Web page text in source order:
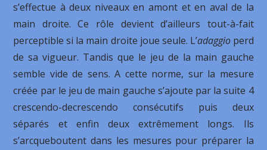
s’effectue à deux niveaux en amont et en aval de la
main droite. Ce rôle devient d’ailleurs tout-à-fait
perceptible si la main droite joue seule. L’adaggioperd
de sa vigueur. Tandis que le jeu de la main gauche
semble vide de sens. A cette norme, sur la mesure
créée par le jeu de main gauche s’ajoute par la suite 4
crescendo-decrescendo consécutifs puis deux
séparés et enfin deux extrêmement longs. Ils
s’arcqueboutent dans les mesures pour préparer la